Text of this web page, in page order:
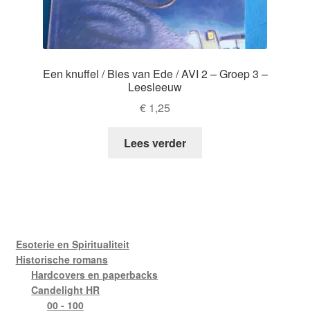
Een knuffel / Bies van Ede / AVI 2 – Groep 3 –
Leesleeuw
€ 1,25
Lees verder
Esoterie en Spiritualiteit
Historische romans
Hardcovers en paperbacks
Candelight HR
00 - 100